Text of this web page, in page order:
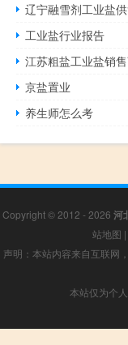
辽宁融雪剂工业盐
工业盐行业报告
江苏粗盐工业盐销
京盐置业
养生师怎么考
Copyright © 2012 - 2026 河
站地图 |
声明：本站内容来自互联网
本站仅为个